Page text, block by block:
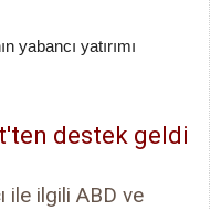
yabancı yatırımı
destek geldi
ile ilgili ABD ve